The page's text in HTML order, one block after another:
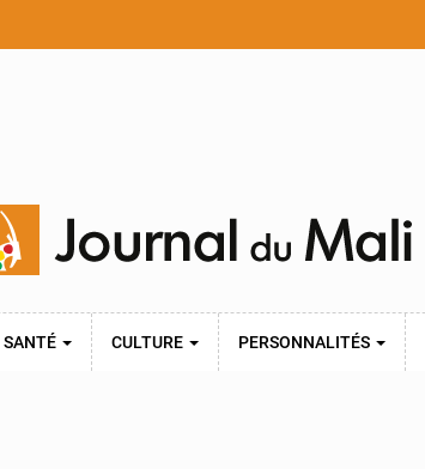
SANTÉ CULTURE PERSONNALITÉS